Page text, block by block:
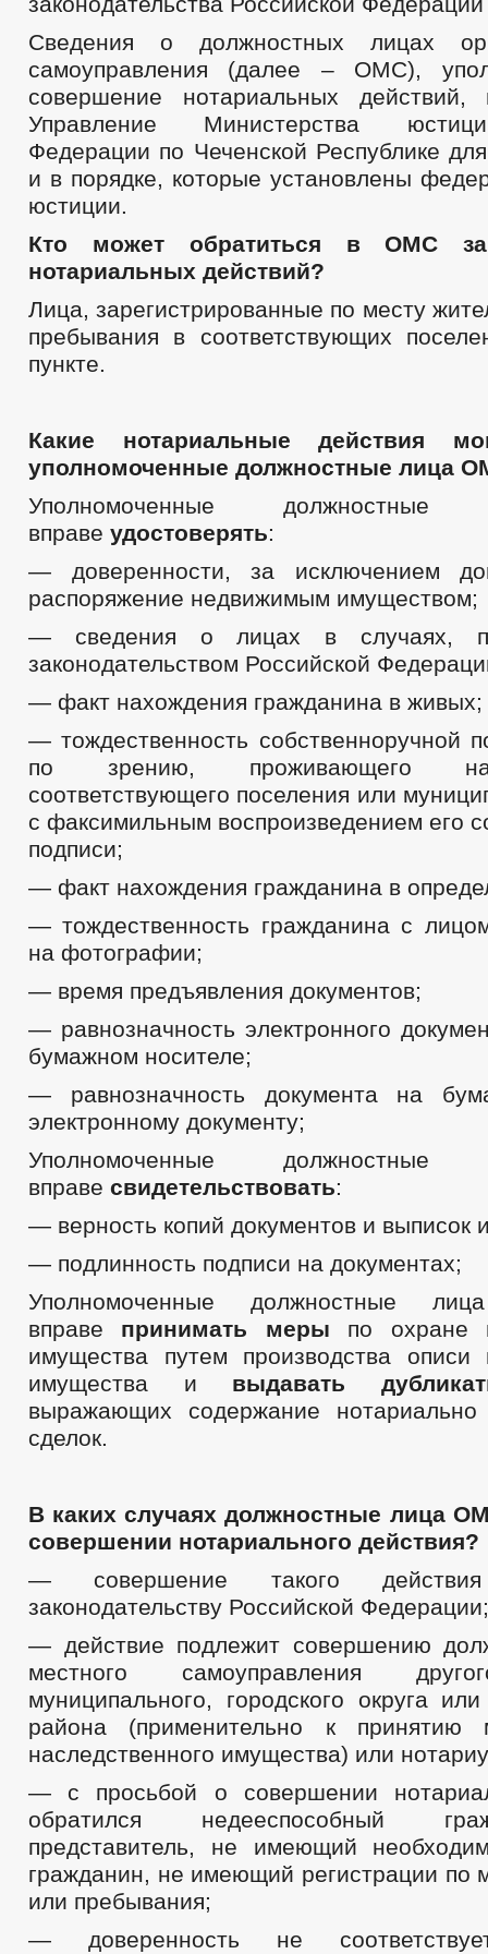
Схема теплоснабжения
Правила землепользования и застройки
Местные нормативы градостроительного проектирования
Реестр муниципального имущества
Структура, полномочия, задачи и функции
Сведения о численности муниципальных служащих администрации
Информация о кадровом обеспечении
Порядок поступления граждан на муниципальную службу
Кадровый резерв
Контактная информация
Квалификационные требования
Нормативно-правовые акты
Условия и результаты конкурсов
_
Специальная оценка условий труда
Состав поселения
Сведения о СМИ, учрежденных администрацией
Количество субъектов малого и среднего предпринимательства
Объекты для малого и среднего бизнеса
Сведения о льготах, отсрочках, рассрочках
Объекты, предлагаемые для сдачи в аренду
Число замещенных рабочих мест
Оборот товаров, работ и услуг
Финансово-экономическое состояние субъектов
Закупка товаров, работ и услуг
Местные налоги
Статистические данные
Нотариальные дела
Сход граждан
Комиссии
Рабочая группа АНК
Рабочая группа АТК
Тарифная комиссия
Рабочая группа по профилактике правонарушений
Рабочая группа по противодействию коррупции
Комиссия по списанию задолженности по платежам в бюджет И-
Общественный совет по рассмотрению вопросов нормирования в
Информация о лицах, пропавших без вести
Тексты официальных выступлений и заявлений
Закупка товаров, работ и услуг
Информация о результатах проверок
_
Депутаты
Структура, полномочия, задачи и функции
График приёма граждан
Сведения о доходах депутатов
Социальный проект — Муниципальный депутат
Противодействие коррупции
НПА
Иные акты в сфере противодействия коррупции
Методические материалы
Сведения о доходах, расходах, об имуществе и обязательствах
Обратная связь для сообщений о фактах коррупции
_
Правовые акты
Устав
Перечни поручений
2021
2019
Проекты Решений о внесении изменений в Устав
Проекты Постановлений
Перечень НПА, содержащих обязательные требования
Административные регламенты
Постановления администрации
Распоряжения администрации
Решения
Приказы
Протесты
Порядок обжалования НПА
Публичные слушания
Федеральные законы
Бюджет
Бюджет по годам
Отчет об исполнении бюджета
_
Муниципальные услуги
Предоставление услуг инвалидам
Проекты административных регламентов
Стандарты муниципальных услуг
Сведения о должностных лицах
самоуправления (далее – ОМС),
совершение нотариальных действий,
Управление Министерства
Федерации по Чеченской Республике
и в порядке, которые установлены
юстиции.
Кто может обратиться в ОМС за
нотариальных действий?
Лица, зарегистрированные по месту
пребывания в соответствующих
пункте.
Какие нотариальные действия
уполномоченные должностные лица
Уполномоченные
вправе удостоверять:
— доверенности, за исключением
распоряжение недвижимым имуществом;
— сведения о лицах в случаях,
законодательством Российской
— факт нахождения гражданина в живых;
— тождественность собственноручной
по зрению, проживающего на
соответствующего поселения или
с факсимильным воспроизведением его
подписи;
— факт нахождения гражданина в
— тождественность гражданина с
на фотографии;
— время предъявления документов;
— равнозначность электронного
бумажном носителе;
— равнозначность документа на
электронному документу;
Уполномоченные
вправе свидетельствовать:
— верность копий документов и выписок
— подлинность подписи на документах;
Уполномоченные должностные
вправе принимать меры по охране
имущества путем производства описи
имущества и выдавать
выражающих содержание нотариально
сделок.
В каких случаях должностные лица
совершении нотариального действия?
— совершение такого действия
законодательству Российской Федерации;
— действие подлежит совершению
местного самоуправления
муниципального, городского округа
района (применительно к
наследственного имущества) или
— с просьбой о совершении
обратился недееспособный
представитель, не имеющий
гражданин, не имеющий регистрации по
или пребывания;
— доверенность не